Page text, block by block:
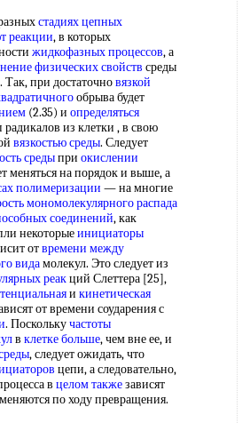
стадиях цепных
реакции, в которых
жидкофазных процессов, а
физических свойств среды
. Так, при достаточновязкой
обрыва будет
(2.35) и определяться
из клетки , в свою
вязкостью среды. Следует
средыпри окислении
меняться на порядок и выше, а
полимеризации — на многие
мономолекулярного распада
соединений, как
некоторыеинициаторы
отвремени между
видамолекул. Это следует из
реакций Слеттера [25],
и кинетическая
от времени соударения с
. Посколькучастоты
в клетке больше, чем вне ее, и
, следует ожидать, что
цепи, а следовательно,
в целом такжезависят
по ходу превращения.